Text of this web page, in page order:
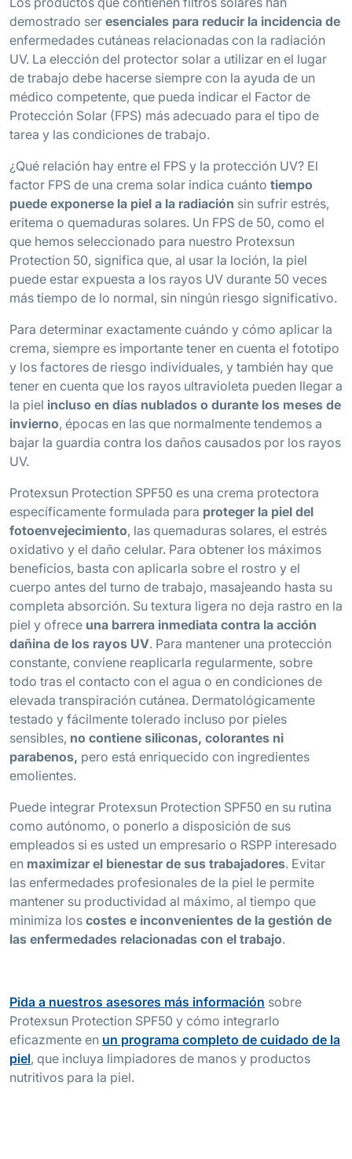
demostrado ser esenciales para reducir la incidencia de
enfermedades cutáneas relacionadas con la radiación
UV. La elección del protector solar a utilizar en el lugar
de trabajo debe hacerse siempre con la ayuda de un
médico competente, que pueda indicar el Factor de
Protección Solar (FPS) más adecuado para el tipo de
tarea y las condiciones de trabajo.
¿Qué relación hay entre el FPS y la protección UV? El
factor FPS de una crema solar indica cuánto tiempo
puede exponerse la piel a la radiación sin sufrir estrés,
eritema o quemaduras solares. Un FPS de 50, como el
que hemos seleccionado para nuestro Protexsun
Protection 50, significa que, al usar la loción, la piel
puede estar expuesta a los rayos UV durante 50 veces
más tiempo de lo normal, sin ningún riesgo significativo.
Para determinar exactamente cuándo y cómo aplicar la
crema, siempre es importante tener en cuenta el fototipo
y los factores de riesgo individuales, y también hay que
tener en cuenta que los rayos ultravioleta pueden llegar a
la piel incluso en días nublados o durante los meses de
invierno, épocas en las que normalmente tendemos a
bajar la guardia contra los daños causados por los rayos
UV.
Protexsun Protection SPF50 es una crema protectora
específicamente formulada para proteger la piel del
fotoenvejecimiento, las quemaduras solares, el estrés
oxidativo y el daño celular. Para obtener los máximos
beneficios, basta con aplicarla sobre el rostro y el
cuerpo antes del turno de trabajo, masajeando hasta su
completa absorción. Su textura ligera no deja rastro en la
piel y ofrece una barrera inmediata contra la acción
dañina de los rayos UV. Para mantener una protección
constante, conviene reaplicarla regularmente, sobre
todo tras el contacto con el agua o en condiciones de
elevada transpiración cutánea. Dermatológicamente
testado y fácilmente tolerado incluso por pieles
sensibles, no contiene siliconas, colorantes ni
parabenos, pero está enriquecido con ingredientes
emolientes.
Puede integrar Protexsun Protection SPF50 en su rutina
como autónomo, o ponerlo a disposición de sus
empleados si es usted un empresario o RSPP interesado
en maximizar el bienestar de sus trabajadores. Evitar
las enfermedades profesionales de la piel le permite
mantener su productividad al máximo, al tiempo que
minimiza los costes e inconvenientes de la gestión de
las enfermedades relacionadas con el trabajo.
Pida a nuestros asesores más información sobre
Protexsun Protection SPF50 y cómo integrarlo
eficazmente en un programa completo de cuidado de la
piel, que incluya limpiadores de manos y productos
nutritivos para la piel.